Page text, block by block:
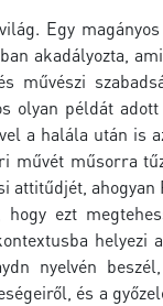
Egy
akadályozta,
olyan példát
a halála után is
művét műsorra
ezt
helyezi
nyelvén
és a